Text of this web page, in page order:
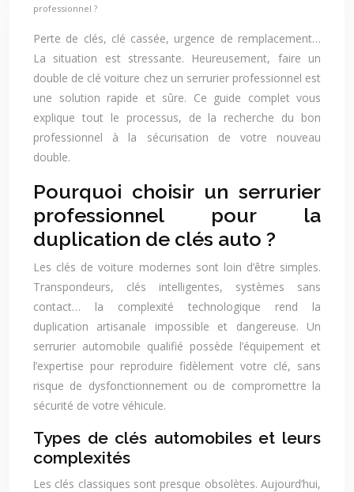
professionnel ?
Perte de clés, clé cassée, urgence de remplacement…
La situation est stressante. Heureusement, faire un
double de clé voiture chez un serrurier professionnel est
une solution rapide et sûre. Ce guide complet vous
explique tout le processus, de la recherche du bon
professionnel à la sécurisation de votre nouveau
double.
Pourquoi choisir un serrurier
professionnel pour la
duplication de clés auto ?
Les clés de voiture modernes sont loin d’être simples.
Transpondeurs, clés intelligentes, systèmes sans
contact… la complexité technologique rend la
duplication artisanale impossible et dangereuse. Un
serrurier automobile qualifié possède l’équipement et
l’expertise pour reproduire fidèlement votre clé, sans
risque de dysfonctionnement ou de compromettre la
sécurité de votre véhicule.
Types de clés automobiles et leurs
complexités
Les clés classiques sont presque obsolètes. Aujourd’hui,